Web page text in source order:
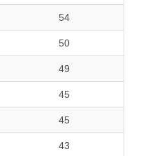
54
50
49
45
45
43